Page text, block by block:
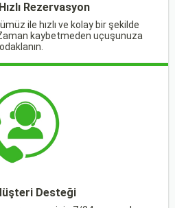
Rezervasyon
ile hızlı ve kolay bir şekilde
kaybetmeden uçuşunuza
odaklanın.
Desteği